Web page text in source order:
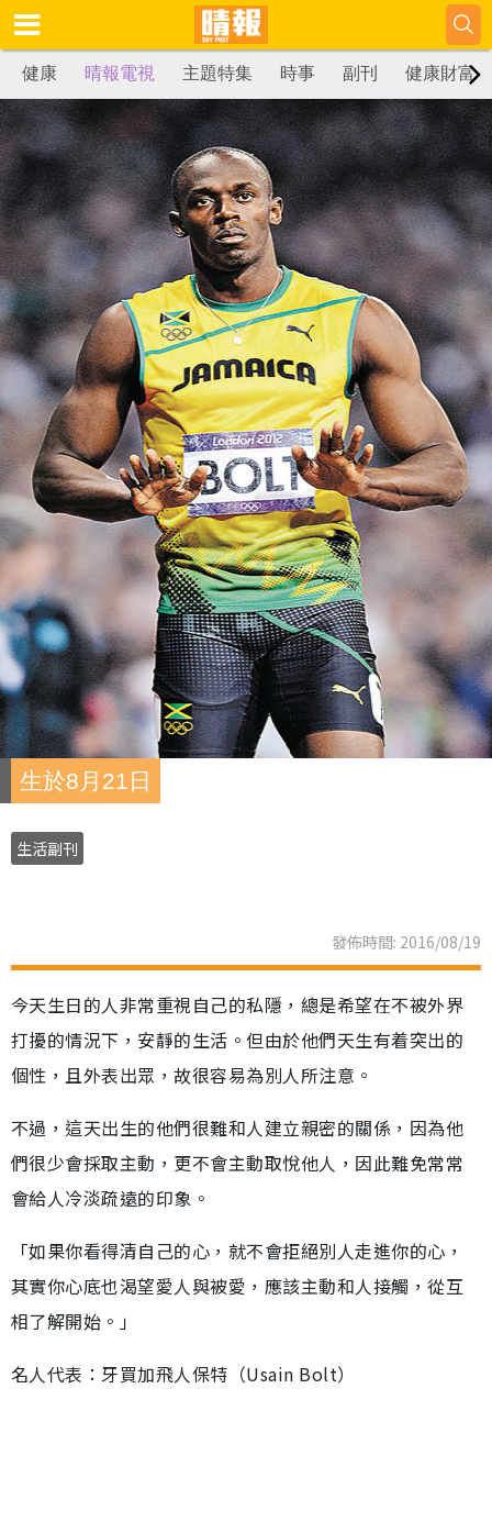
健康 晴報電視 主題特集 時事 副刊 健康財富
生於8月21日
生活副刊
發佈時間: 2016/08/19
今天生日的人非常重視自己的私隱，總是希望在不被外界
打擾的情況下，安靜的生活。但由於他們天生有着突出的
個性，且外表出眾，故很容易為別人所注意。
不過，這天出生的他們很難和人建立親密的關係，因為他
們很少會採取主動，更不會主動取悅他人，因此難免常常
會給人冷淡疏遠的印象。
「如果你看得清自己的心，就不會拒絕別人走進你的心，
其實你心底也渴望愛人與被愛，應該主動和人接觸，從互
相了解開始。」
名人代表：牙買加飛人保特（Usain Bolt）